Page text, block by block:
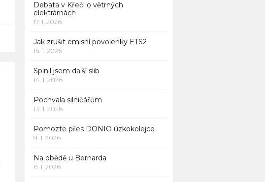
Debata v Křeči o větrných
elektrárnách
17. 1. 2026
Jak zrušit emisní povolenky ETS2
15. 1. 2026
Splnil jsem další slib
14. 1. 2026
Pochvala silničářům
13. 1. 2026
Pomozte přes DONIO úzkokolejce
9. 1. 2026
Na obědě u Bernarda
6. 1. 2026